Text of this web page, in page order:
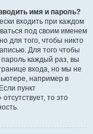
имя и пароль?
входить при каждом
под своим именем
для того, чтобы никто
Для того чтобы
каждый раз, вы
входа, но мы не
например в
пункт
то это